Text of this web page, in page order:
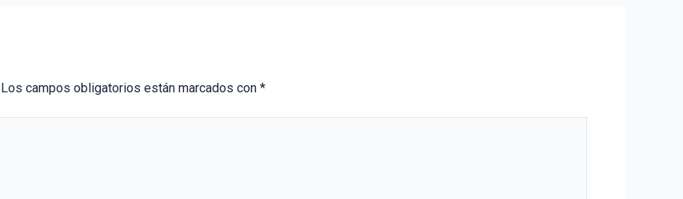
Los campos obligatorios están marcados con *